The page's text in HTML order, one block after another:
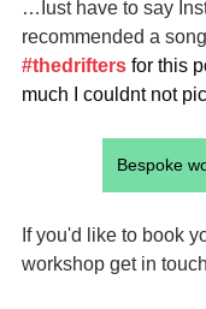
…Iust have to say
recommended a
#thedrifters for this
much I couldnt not
Bespoke
If you'd like to book
workshop get in touch